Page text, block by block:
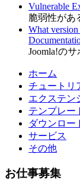
Vulnerable
脆弱性があ
What
Joomla!の
ホーム
チュートリ
エクステン
テンプレー
ダウンロー
サービス
その他
お仕事募集